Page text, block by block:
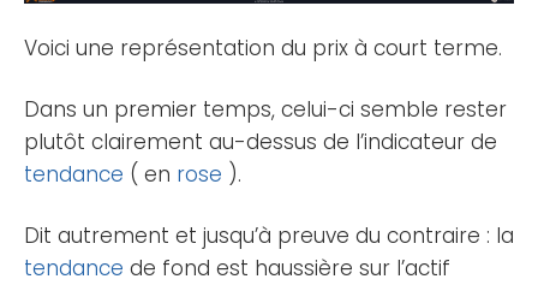
Voici une représentation du prix à court terme.
Dans un premier temps, celui-ci semble rester
plutôt clairement au-dessus de l’indicateur de
tendance ( en rose ).
Dit autrement et jusqu’à preuve du contraire : la
tendance de fond est haussière sur l’actif